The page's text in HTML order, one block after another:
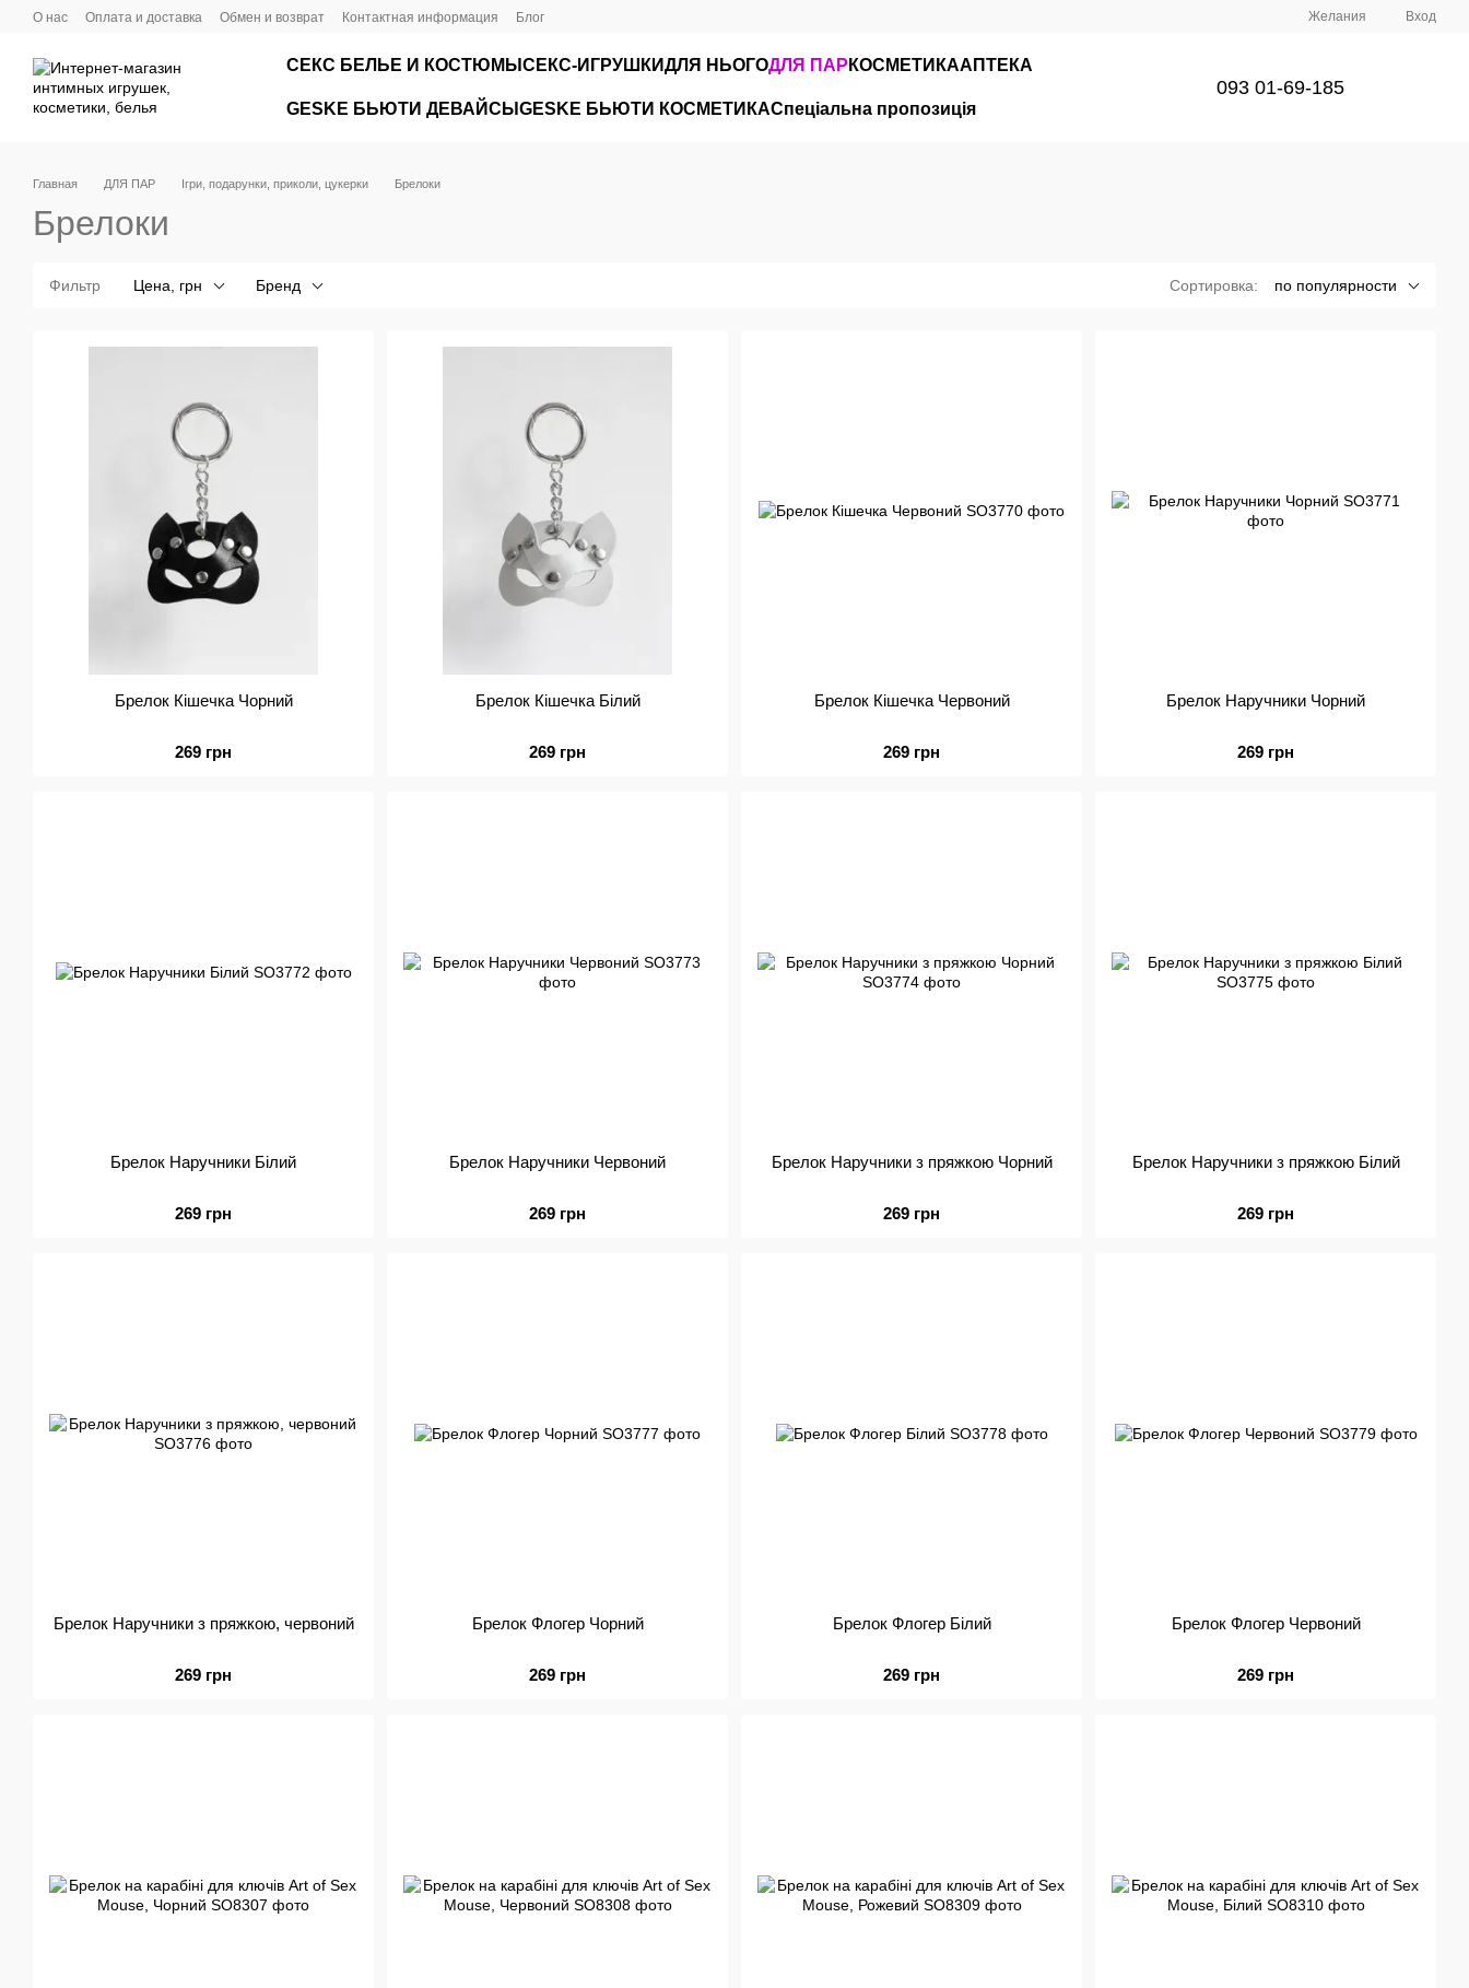
Перейти к основному контенту
О нас Оплата и доставка Обмен и возврат Контактная информация Блог Желания Вход
СЕКС БЕЛЬЕ И КОСТЮМЫ СЕКС-ИГРУШКИДЛЯ НЬОГОДЛЯ ПАР КОСМЕТИКААПТЕКА
GЕSKE БЬЮТИ ДЕВАЙСЫ GESKE БЬЮТИ КОСМЕТИКАСпеціальна пропозиція
093 01-69-185
Главная ДЛЯ ПАР Ігри, подарунки, приколи, цукерки Брелоки
Брелоки
Фильтр Цена, грн Бренд Сортировка: по популярности
Брелок Кішечка Чорний
269 грн
Брелок Кішечка Білий
269 грн
Брелок Кішечка Червоний
269 грн
Брелок Наручники Чорний
269 грн
Брелок Наручники Білий
269 грн
Брелок Наручники Червоний
269 грн
Брелок Наручники з пряжкою Чорний
269 грн
Брелок Наручники з пряжкою Білий
269 грн
Брелок Наручники з пряжкою, червоний
269 грн
Брелок Флогер Чорний
269 грн
Брелок Флогер Білий
269 грн
Брелок Флогер Червоний
269 грн